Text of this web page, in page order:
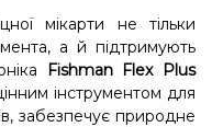
мікарти не тільки
а й підтримують
Fishman Flex Plus
інструментом для
забезпечує природне